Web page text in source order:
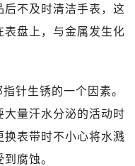
不及时清洁手表，这
盘上，与金属发生化
针生锈的一个因素。
量汗水分泌的活动时
表带时不小心将水溅
腐蚀。